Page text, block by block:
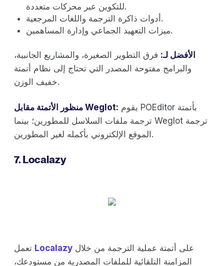
للتكوين عبر محركات متعددة.
أدوات ذاكرة الترجمة واللغات المرجعية.
ميزات التعهيد الجماعي وإدارة المساهمين.
الأفضل لـ: فرق التطوير الصغيرة، والمشاريع الجانبية،
والبرامج مفتوحة المصدر التي تحتاج إلى نظام أتمتة
خفيف الوزن.
منظور الأتمتة مقابل Weglot:
ترجمة ملفات السلاسل للمطورين؛ بينما Weglot ترجمة
الموقع الإلكتروني بأكمله لغير المطورين.
7. Localazy
Localazy
المزامنة التلقائية للملفات المصدرية من مستودعك،